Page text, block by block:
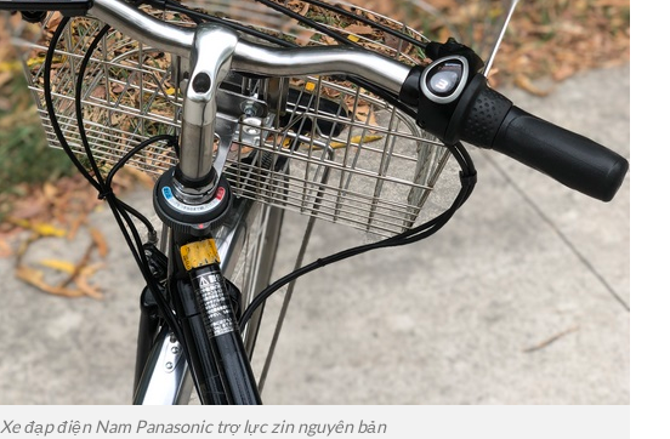
Xe đạp điện Nam Panasonic trợ lực zin nguyên bản